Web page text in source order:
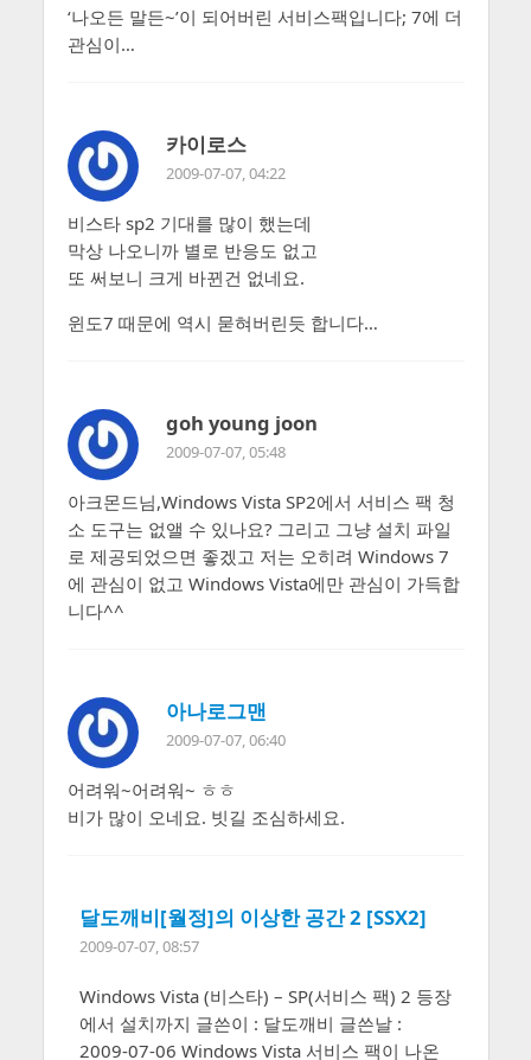
‘나오든 말든~’이 되어버린 서비스팩입니다; 7에 더
관심이…
카이로스
2009-07-07, 04:22
비스타 sp2 기대를 많이 했는데
막상 나오니까 별로 반응도 없고
또 써보니 크게 바뀐건 없네요.
윈도7 때문에 역시 묻혀버린듯 합니다…
goh young joon
2009-07-07, 05:48
아크몬드님,Windows Vista SP2에서 서비스 팩 청
소 도구는 없앨 수 있나요? 그리고 그냥 설치 파일
로 제공되었으면 좋겠고 저는 오히려 Windows 7
에 관심이 없고 Windows Vista에만 관심이 가득합
니다^^
아나로그맨
2009-07-07, 06:40
어려워~어려워~ ㅎㅎ
비가 많이 오네요. 빗길 조심하세요.
달도깨비[월정]의 이상한 공간 2 [SSX2]
2009-07-07, 08:57
Windows Vista (비스타) – SP(서비스 팩) 2 등장
에서 설치까지 글쓴이 : 달도깨비 글쓴날 :
2009-07-06 Windows Vista 서비스 팩이 나온